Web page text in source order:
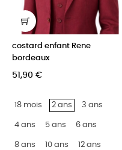
costard enfant Rene
bordeaux
51,90 €
18 mois 2 ans 3 ans
4 ans 5 ans 6 ans
8 ans 10 ans 12 ans